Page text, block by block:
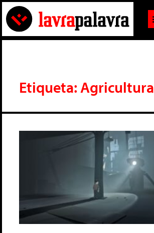
Etiqueta: Agricultura